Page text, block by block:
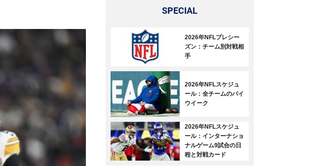
SPECIAL
2026年NFLプレシー
ズン：チーム別対戦相
手
2026年NFLスケジュ
ール：全チームのバイ
ウイーク
2026年NFLスケジュ
ール：インターナショ
ナルゲーム9試合の日
程と対戦カード